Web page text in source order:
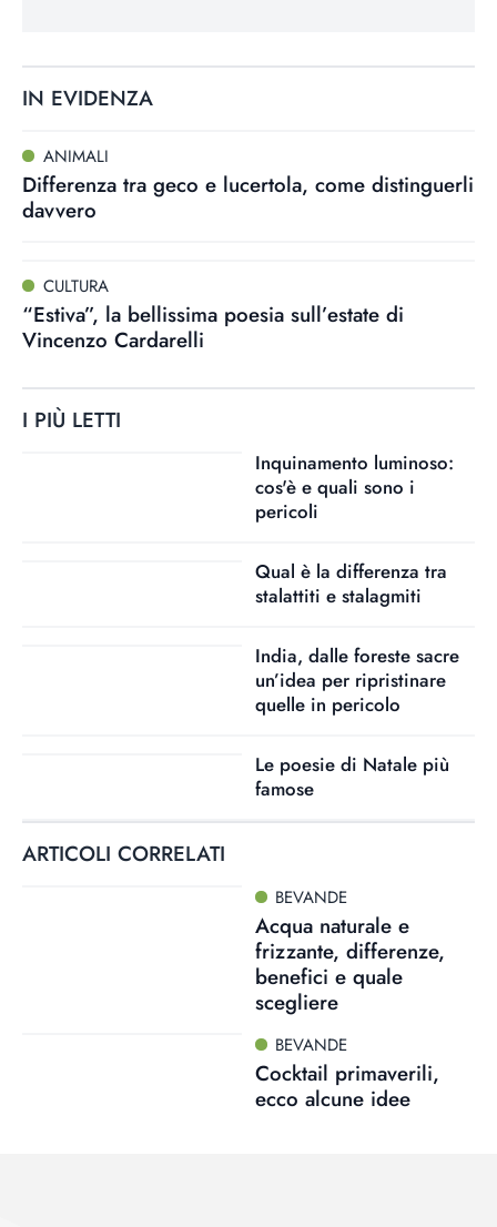
IN EVIDENZA
ANIMALI
Differenza tra geco e lucertola, come distinguerli
davvero
CULTURA
“Estiva”, la bellissima poesia sull’estate di
Vincenzo Cardarelli
I PIÙ LETTI
Inquinamento luminoso:
cos'è e quali sono i
pericoli
Qual è la differenza tra
stalattiti e stalagmiti
India, dalle foreste sacre
un’idea per ripristinare
quelle in pericolo
Le poesie di Natale più
famose
ARTICOLI CORRELATI
BEVANDE
Acqua naturale e
frizzante, differenze,
benefici e quale
scegliere
BEVANDE
Cocktail primaverili,
ecco alcune idee